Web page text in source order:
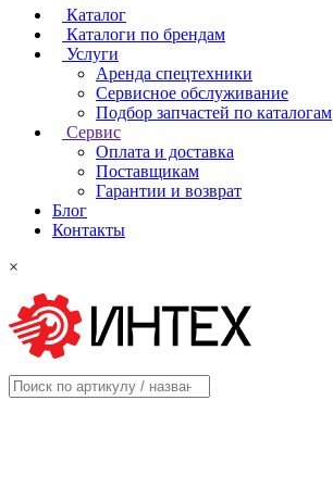
Каталог
Каталоги по брендам
Услуги
Аренда спецтехники
Сервисное обслуживание
Подбор запчастей по каталогам
Сервис
Оплата и доставка
Поставщикам
Гарантии и возврат
Блог
Контакты
×